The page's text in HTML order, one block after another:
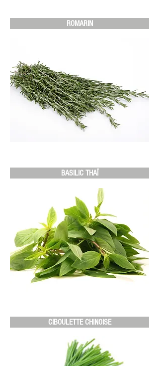
ROMARIN
BASILIC THAÏ
CIBOULETTE CHINOISE